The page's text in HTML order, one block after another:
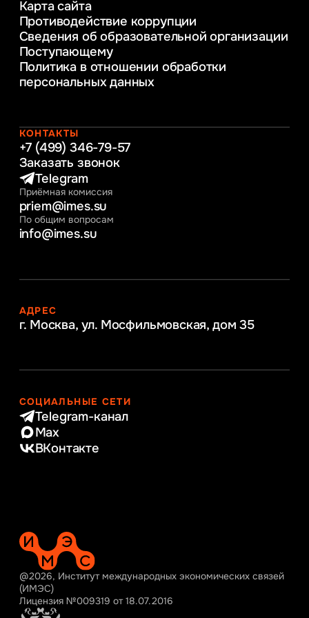
предприятия
Уголовное право
Информационные технологии в бизнесе
Информационное и программное
обеспечение бизнес процессов
Управление человеческими ресурсами
Интернет-маркетинг
Карта сайта
Противодействие коррупции
Сведения об образовательной организации
Поступающему
Политика в отношении обработки
персональных данных
КОНТАКТЫ
+7 (499) 346-79-57
Заказать звонок
Telegram
Приёмная комиссия
priem@imes.su
По общим вопросам
info@imes.su
АДРЕС
г. Москва, ул. Мосфильмовская, дом 35
СОЦИАЛЬНЫЕ СЕТИ
Telegram-канал
Max
ВКонтакте
@2026, Институт международных экономических связей
(ИМЭС)
Лицензия №009319 от 18.07.2016